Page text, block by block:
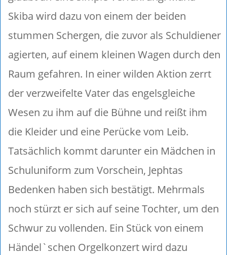
Skiba wird dazu von einem der beiden
stummen Schergen, die zuvor als Schuldiener
agierten, auf einem kleinen Wagen durch den
Raum gefahren. In einer wilden Aktion zerrt
der verzweifelte Vater das engelsgleiche
Wesen zu ihm auf die Bühne und reißt ihm
die Kleider und eine Perücke vom Leib.
Tatsächlich kommt darunter ein Mädchen in
Schuluniform zum Vorschein, Jephtas
Bedenken haben sich bestätigt. Mehrmals
noch stürzt er sich auf seine Tochter, um den
Schwur zu vollenden. Ein Stück von einem
Händel`schen Orgelkonzert wird dazu